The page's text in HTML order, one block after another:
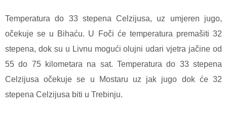
Temperatura do 33 stepena Celzijusa, uz umjeren jugo,
očekuje se u Bihaću. U Foči će temperatura premašiti 32
stepena, dok su u Livnu mogući olujni udari vjetra jačine od
55 do 75 kilometara na sat. Temperatura do 33 stepena
Celzijusa očekuje se u Mostaru uz jak jugo dok će 32
stepena Celzijusa biti u Trebinju.